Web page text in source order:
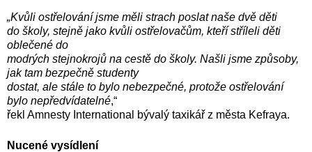
„Kvůli ostřelování jsme měli strach poslat naše dvě děti
do školy, stejně jako kvůli ostřelovačům, kteří stříleli děti
oblečené do
modrých stejnokrojů na cestě do školy. Našli jsme způsoby,
jak tam bezpečně studenty
dostat, ale stále to bylo nebezpečné, protože ostřelování
bylo nepředvídatelné,“
řekl Amnesty International bývalý taxikář z města Kefraya.
Nucené vysídlení